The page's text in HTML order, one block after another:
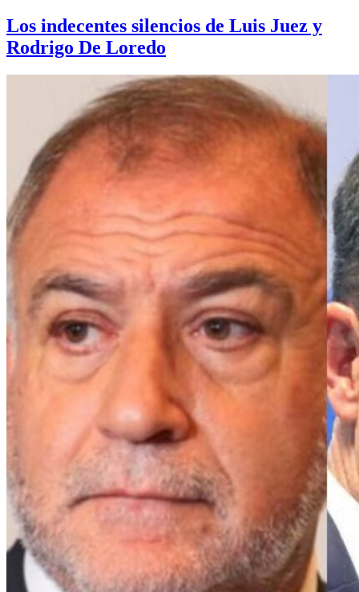
Los indecentes silencios de Luis Juez y
Rodrigo De Loredo